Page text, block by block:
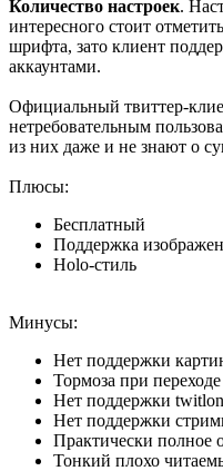
Количество настроек.
интересного стоит
шрифта, зато клиент
аккаунтами.
Официальный твиттер-
нетребовательным
из них даже и не знают о
Плюсы:
Бесплатный
Поддержка
Holo-стиль
Минусы:
Нет поддержки
Тормоза при
Нет поддержки
Нет поддержки
Практически полное
Тонкий плохо